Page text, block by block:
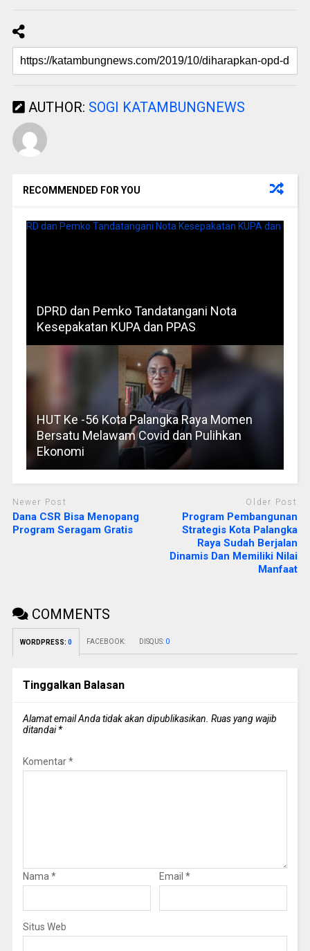
AUTHOR: SOGI KATAMBUNGNEWS
RECOMMENDED FOR YOU
DPRD dan Pemko Tandatangani Nota
Kesepakatan KUPA dan PPAS
HUT Ke -56 Kota Palangka Raya Momen
Bersatu Melawam Covid dan Pulihkan
Ekonomi
Newer Post
Dana CSR Bisa Menopang
Program Seragam Gratis
Older Post
Program Pembangunan
Strategis Kota Palangka
Raya Sudah Berjalan
Dinamis Dan Memiliki Nilai
Manfaat
COMMENTS
WORDPRESS: 0 FACEBOOK: DISQUS: 0
Tinggalkan Balasan
Alamat email Anda tidak akan dipublikasikan. Ruas yang wajib
ditandai*
Komentar*
Nama * Email *
Situs Web